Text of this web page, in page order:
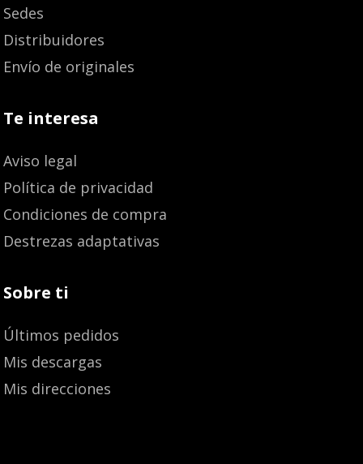
Sedes
Distribuidores
Envío de originales
Te interesa
Aviso legal
Política de privacidad
Condiciones de compra
Destrezas adaptativas
Sobre ti
Últimos pedidos
Mis descargas
Mis direcciones